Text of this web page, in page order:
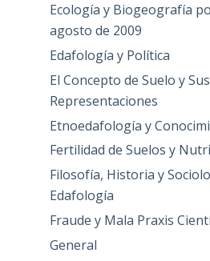
Ecología y Biogeografía
agosto de 2009
Edafología y Política
El Concepto de Suelo y Sus
Representaciones
Etnoedafología y
Fertilidad de Suelos y
Filosofía, Historia y
Edafología
Fraude y Mala Praxis
General